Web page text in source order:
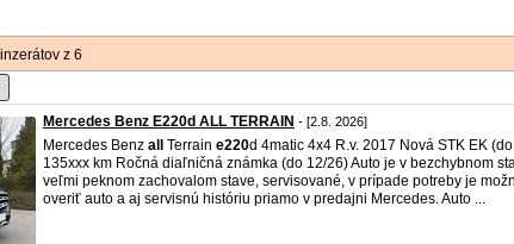
z 6
Mercedes Benz E220d ALL TERRAIN - [2.8. 2026]
Mercedes Benz all Terrain e220d 4matic 4x4 R.v. 2017 Nová STK EK
135xxx km Ročná diaľničná známka (do 12/26) Auto je v bezchybnom
veľmi peknom zachovalom stave, servisované, v prípade potreby je
overiť auto a aj servisnú históriu priamo v predajni Mercedes. Auto ...